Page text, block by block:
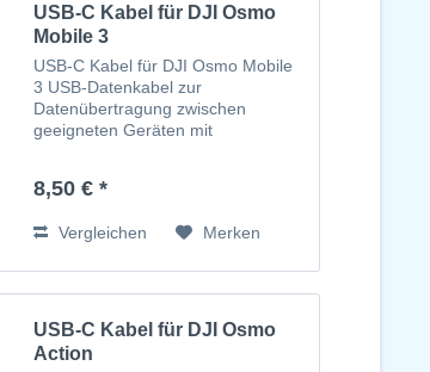
USB-C Kabel für DJI Osmo
Mobile 3
USB-C Kabel für DJI Osmo Mobile
3 USB-Datenkabel zur
Datenübertragung zwischen
geeigneten Geräten mit
steckerVersorgungsspannung über
8,50 € *
Vergleichen Merken
USB-C Kabel für DJI Osmo
Action